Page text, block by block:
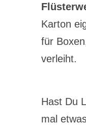
Karton
für
verleiht.
Hast Du
mal